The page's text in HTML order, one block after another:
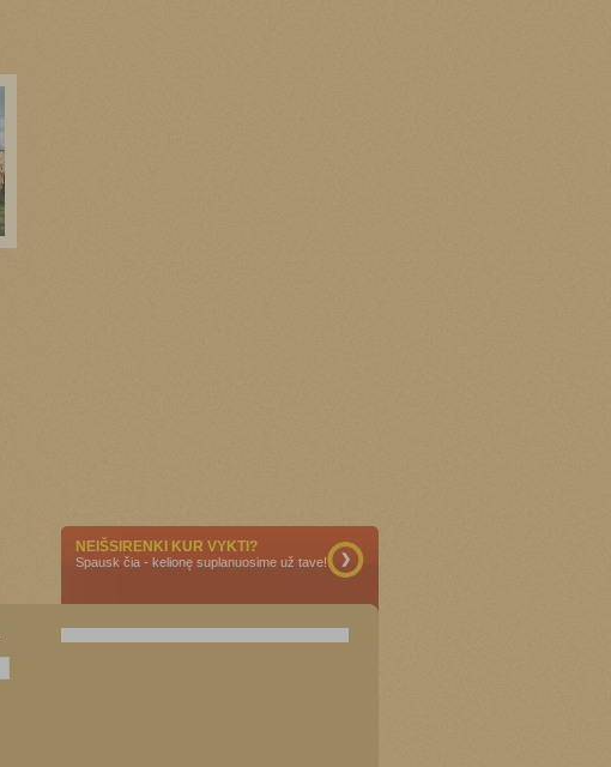
NEIŠSIRENKI KUR VYKTI?
Spausk čia - kelionę suplanuosime už tave!